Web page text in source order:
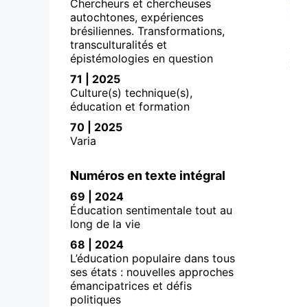
Chercheurs et chercheuses
autochtones, expériences
brésiliennes. Transformations,
transculturalités et
épistémologies en question
71 | 2025
Culture(s) technique(s),
éducation et formation
70 | 2025
Varia
Numéros en texte intégral
69 | 2024
Éducation sentimentale tout au
long de la vie
68 | 2024
L’éducation populaire dans tous
ses états : nouvelles approches
émancipatrices et défis
politiques